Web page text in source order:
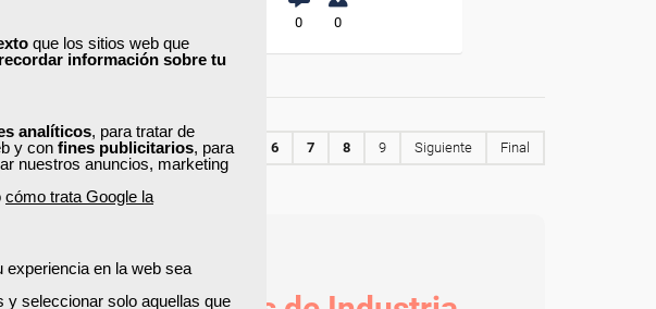
que los sitios web que
recordar información sobre tu
analíticos, para tratar de
y con fines publicitarios, para
nuestros anuncios, marketing
cómo trata Google la
experiencia en la web sea
y seleccionar solo aquellas que
0 0
Anterior 1 2 3 4 6 7 8 9 Siguiente Final